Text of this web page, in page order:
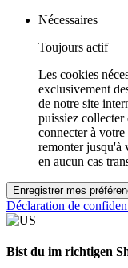
Nécessaires
Toujours actif
Les cookies
exclusivement
de notre site
puissiez collecter
connecter à
remonter jusqu'à
en aucun cas
Enregistrer mes
Déclaration de
Bist du im richtigen